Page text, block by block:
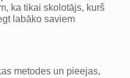
ka tikai skolotājs, kurš
labāko saviem
metodes un pieejas,